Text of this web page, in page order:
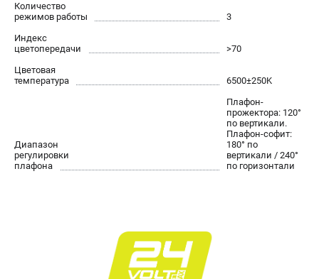
Кусторезы
Газонокосилки-роботы
Триммеры
Снегоуборщики
Гайковерты
Лобзики
Пылесосы аккумуляторные
Количество
режимов работы
3
Индекс
цветопередачи
>70
Цветовая
температура
6500±250K
Диапазон
регулировки
плафона
Плафон-
прожектора: 120°
по вертикали.
Плафон-софит:
180° по
вертикали / 240°
по горизонтали